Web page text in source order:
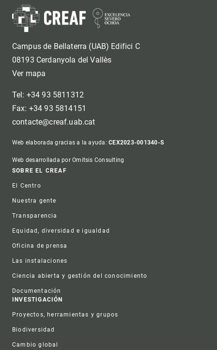
Campus de Bellaterra (UAB) Edifici C
08193 Cerdanyola del Vallès
Ver mapa
Tel: +34 93 5811312
Fax: +34 93 5814151
contacte@creaf.uab.cat
Web elaborada gracias a la ayuda:CEX2023-001340-S
Web desarrollada por Omitsis Consulting
Footer
SOBRE EL CREAF
El Centro
Nuestra gente
Transparencia
Equidad, diversidad e igualdad
Oficina de prensa
Las instalaciones
Ciencia abierta y gestión del conocimiento
Documentación
INVESTIGACIÓN
Proyectos, herramientas y grupos
Biodiversidad
Cambio global